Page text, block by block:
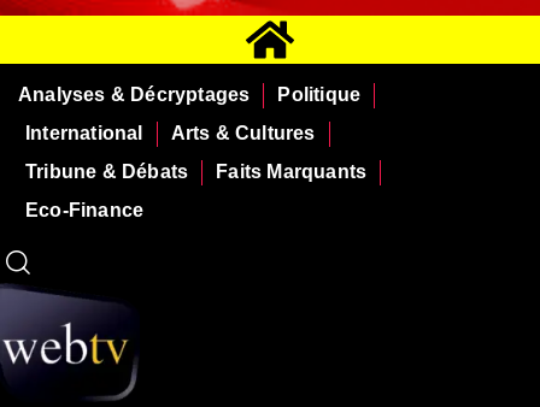
Analyses & Décryptages
Politique
International
Arts & Cultures
Tribune & Débats
Faits Marquants
Eco-Finance